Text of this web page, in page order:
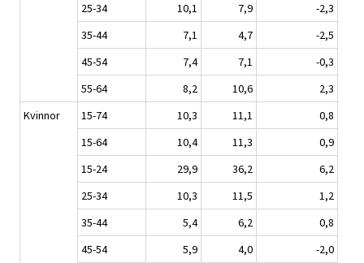
25-34
10,1 7,9
-2,3
35-44
7,1 4,7
-2,5
45-54
7,4 7,1
-0,3
55-64
8,2 10,6
2,3
Kvinnor
15-74 10,3 11,1
0,8
15-64
10,4 11,3
0,9
15-24
29,9 36,2
6,2
25-34
10,3 11,5
1,2
35-44
5,4 6,2
0,8
45-54
5,9 4,0
-2,0